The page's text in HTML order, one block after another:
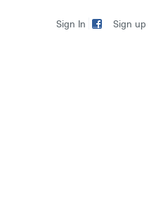
Sign In Sign up